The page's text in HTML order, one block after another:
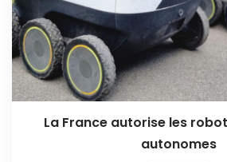
La France autorise les
autonomes